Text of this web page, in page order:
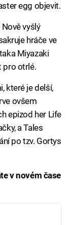
egg objevit.
vyšlý
hráče ve
Miyazaki
pro otrlé.
které je delší,
ovšem
epizod her Life
a Tales
po tzv. Gortys
v novém čase